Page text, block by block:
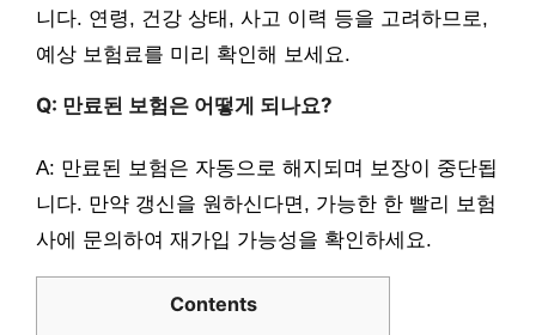
니다. 연령, 건강 상태, 사고 이력 등을 고려하므로,
예상 보험료를 미리 확인해 보세요.
Q: 만료된 보험은 어떻게 되나요?
A: 만료된 보험은 자동으로 해지되며 보장이 중단됩
니다. 만약 갱신을 원하신다면, 가능한 한 빨리 보험
사에 문의하여 재가입 가능성을 확인하세요.
Contents